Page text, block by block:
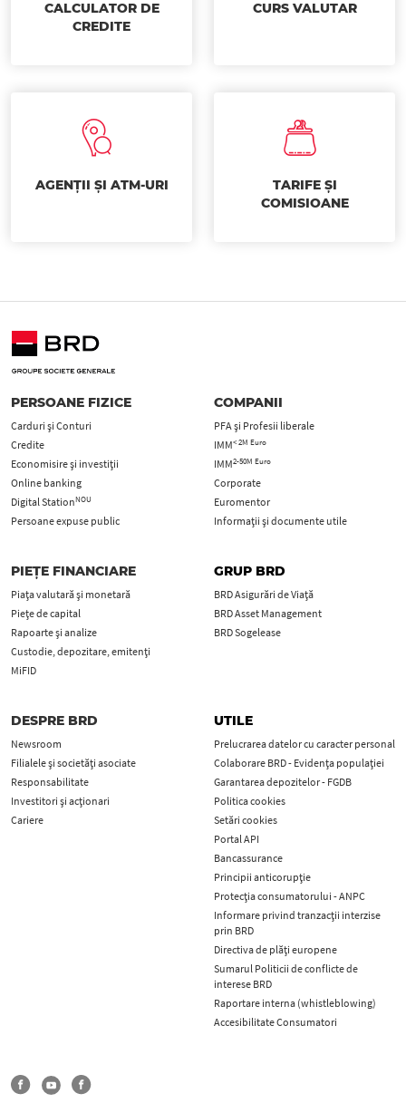
CALCULATOR DE
CREDITE
CURS VALUTAR
AGENȚII ȘI ATM-URI
TARIFE ȘI
COMISIOANE
PERSOANE FIZICE
Carduri şi Conturi
Credite
Economisire și investiții
Online banking
Digital StationNOU
Persoane expuse public
COMPANII
PFA şi Profesii liberale
IMM< 2M Euro
IMM2-50M Euro
Corporate
Euromentor
Informații și documente utile
PIEȚE FINANCIARE
Piața valutară și monetară
Piețe de capital
Rapoarte și analize
Custodie, depozitare, emitenți
MiFID
GRUP BRD
BRD Asigurări de Viață
BRD Asset Management
BRD Sogelease
DESPRE BRD
Newsroom
Filialele și societăți asociate
Responsabilitate
Investitori și acționari
Cariere
UTILE
Prelucrarea datelor cu caracter personal
Colaborare BRD - Evidența populației
Garantarea depozitelor - FGDB
Politica cookies
Setări cookies
Portal API
Bancassurance
Principii anticorupţie
Protecţia consumatorului - ANPC
Informare privind tranzacții interzise
prin BRD
Directiva de plăți europene
Sumarul Politicii de conflicte de
interese BRD
Raportare interna (whistleblowing)
Accesibilitate Consumatori